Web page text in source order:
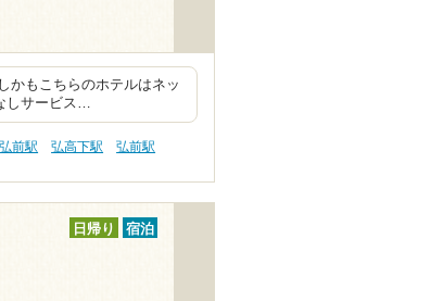
かもこちらのホテルはネッ
しサービス…
前駅 弘高下駅
弘前駅
日帰り 宿泊